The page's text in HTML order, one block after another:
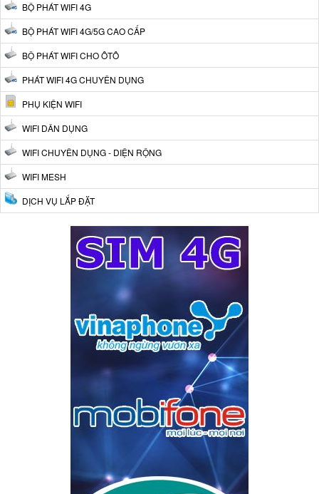
BỘ PHÁT WIFI 4G
BỘ PHÁT WIFI 4G/5G CAO CẤP
BỘ PHÁT WIFI CHO ÔTÔ
PHÁT WIFI 4G CHUYÊN DỤNG
PHỤ KIỆN WIFI
WIFI DÂN DỤNG
WIFI CHUYÊN DỤNG - DIỆN RỘNG
WIFI MESH
DỊCH VỤ LẮP ĐẶT